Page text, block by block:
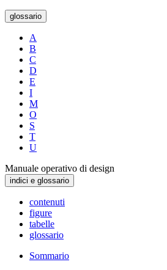
glossario
A
B
C
D
E
I
M
O
S
T
U
Manuale operativo di design
indici e glossario
contenuti
figure
tabelle
glossario
Sommario